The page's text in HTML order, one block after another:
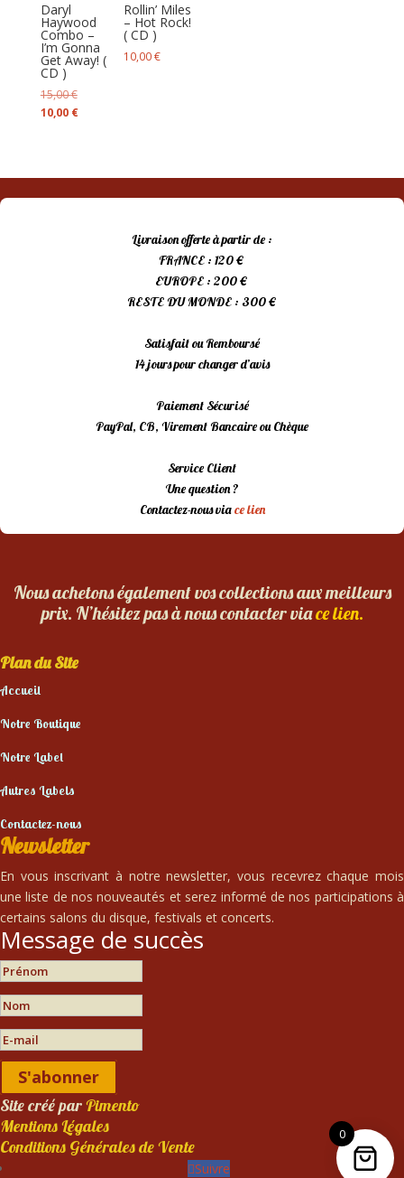
ancien
Daryl
Haywood
Combo –
I’m Gonna
Get Away! (
CD )
15,00€Le
prix
10,00 €Le
Rollin’ Miles
– Hot Rock!
( CD )
10,00€
Livraison offerte à partir de :
FRANCE : 120 €
EUROPE : 200 €
RESTE DU MONDE : 300 €
Satisfait ou Remboursé
14 jours pour changer d’avis
Paiement Sécurisé
PayPal, CB, Virement Bancaire ou Chèque
Service Client
Une question ?
Contactez-nous viace lien
Nous achetons également vos collections aux meilleurs
prix. N’hésitez pas à nous contacter viace lien.
Plan du Site
Accueil
Notre Boutique
Notre Label
Autres Labels
Contactez-nous
Newsletter
En vous inscrivant à notre newsletter, vous recevrez chaque mois
une liste de nos nouveautés et serez informé de nos participations à
certains salons du disque, festivals et concerts.
Message de succès
S'abonner
Site créé parPimento
Mentions Légales
Conditions Générales de Vente
Suivre
0